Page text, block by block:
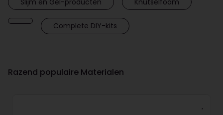
Complete DIY-kits
Razend populaire Materialen